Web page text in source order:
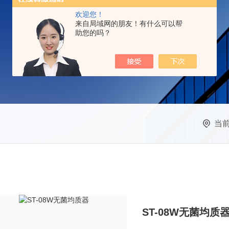
欢迎您！
来自局域网的朋友！有什么可以帮
助您的吗？
当
ST-08W无菌均质